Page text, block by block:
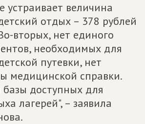
устраивает величина
отдых – 378 рублей
вторых, нет единого
необходимых для
путевки, нет
медицинской справки.
доступных для
лагерей", – заявила